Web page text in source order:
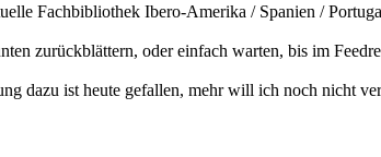
Fachbibliothek Ibero-Amerika / Spanien /
zurückblättern, oder einfach warten, bis im
dazu ist heute gefallen, mehr will ich noch nicht